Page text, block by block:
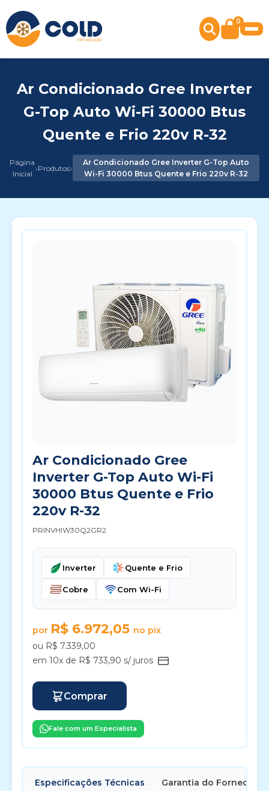
0
Ar Condicionado Gree Inverter
G-Top Auto Wi-Fi 30000 Btus
Quente e Frio 220v R-32
Página
Inicial ›Produtos›
Ar Condicionado Gree Inverter G-Top Auto
Wi-Fi 30000 Btus Quente e Frio 220v R-32
Ar Condicionado Gree
Inverter G-Top Auto Wi-Fi
30000 Btus Quente e Frio
220v R-32
PRINVHIW30Q2GR2
Inverter Quente e Frio
Cobre Com Wi-Fi
por R$ 6.972,05 no pix
ou R$ 7.339,00
em 10x de R$ 733,90 s/ juros
Comprar
Fale com um Especialista
Especificações Técnicas Garantia do Fornecedor